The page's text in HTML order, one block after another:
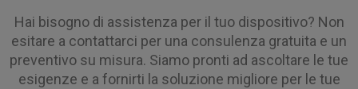
Hai bisogno di assistenza per il tuo dispositivo? Non
esitare a contattarci per una consulenza gratuita e un
preventivo su misura. Siamo pronti ad ascoltare le tue
esigenze e a fornirti la soluzione migliore per le tue